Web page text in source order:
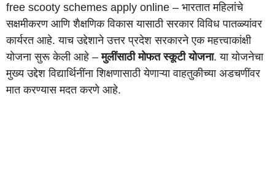
free scooty schemes apply online – भारतात महिलांचे
सक्षमीकरण आणि शैक्षणिक विकास यासाठी सरकार विविध पातळ्यांवर
कार्यरत आहे. याच उद्देशाने उत्तर प्रदेश सरकारने एक महत्त्वाकांक्षी
योजना सुरू केली आहे –मुलींसाठी मोफत स्कूटी योजना. या योजनेचा
मुख्य उद्देश विद्यार्थिनींना शिक्षणासाठी येणाऱ्या वाहतुकीच्या अडचणींवर
मात करण्यास मदत करणे आहे.